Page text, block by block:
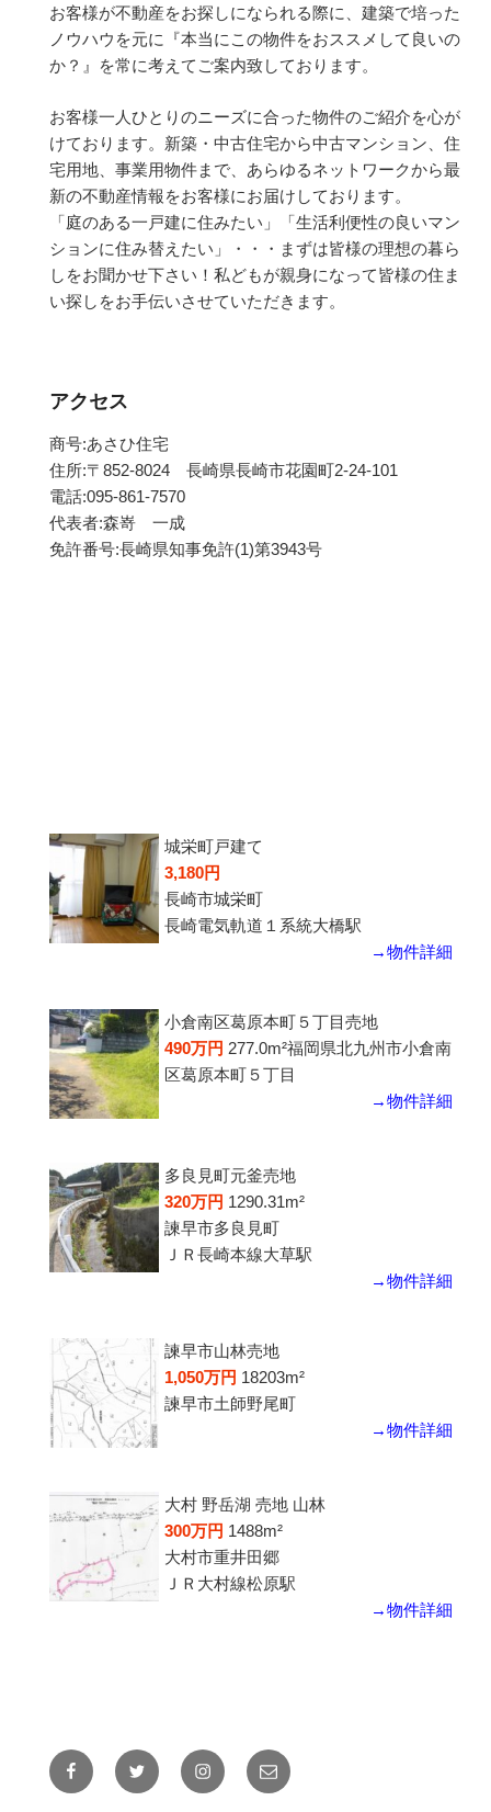
お客様が不動産をお探しになられる際に、建築で培った
ノウハウを元に『本当にこの物件をおススメして良いの
か？』を常に考えてご案内致しております。
お客様一人ひとりのニーズに合った物件のご紹介を心が
けております。新築・中古住宅から中古マンション、住
宅用地、事業用物件まで、あらゆるネットワークから最
新の不動産情報をお客様にお届けしております。
「庭のある一戸建に住みたい」「生活利便性の良いマン
ションに住み替えたい」・・・まずは皆様の理想の暮ら
しをお聞かせ下さい！私どもが親身になって皆様の住ま
い探しをお手伝いさせていただきます。
アクセス
商号:あさひ住宅
住所:〒852-8024 長崎県長崎市花園町2-24-101
電話:095-861-7570
代表者:森嵜 一成
免許番号:長崎県知事免許(1)第3943号
城栄町戸建て
3,180円
長崎市城栄町
長崎電気軌道１系統大橋駅
→物件詳細
小倉南区葛原本町５丁目売地
490万円 277.0m²福岡県北九州市小倉南
区葛原本町５丁目
→物件詳細
多良見町元釜売地
320万円 1290.31m²
諫早市多良見町
ＪＲ長崎本線大草駅
→物件詳細
諫早市山林売地
1,050万円 18203m²
諫早市土師野尾町
→物件詳細
大村 野岳湖 売地 山林
300万円 1488m²
大村市重井田郷
ＪＲ大村線松原駅
→物件詳細